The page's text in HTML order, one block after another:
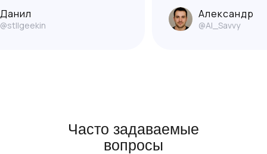
Александр
@AI_Savvy
Данил
@stllgeekin
Часто задаваемые
вопросы